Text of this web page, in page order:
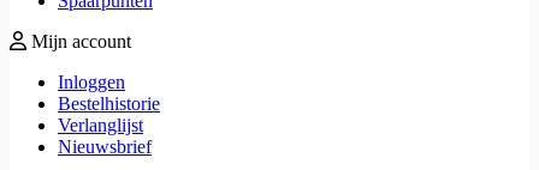
Mijn account
Inloggen
Bestelhistorie
Verlanglijst
Nieuwsbrief